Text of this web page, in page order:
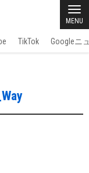
MENU
TikTok Googleニ